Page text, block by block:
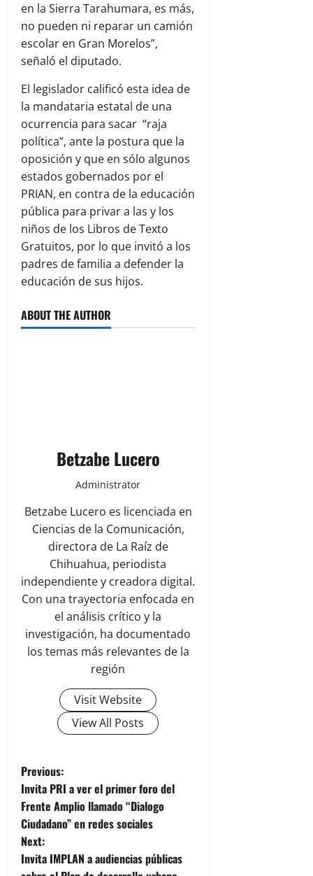
en la Sierra Tarahumara, es más,
no pueden ni reparar un camión
escolar en Gran Morelos”,
señaló el diputado.
El legislador calificó esta idea de
la mandataria estatal de una
ocurrencia para sacar “raja
política”, ante la postura que la
oposición y que en sólo algunos
estados gobernados por el
PRIAN, en contra de la educación
pública para privar a las y los
niños de los Libros de Texto
Gratuitos, por lo que invitó a los
padres de familia a defender la
educación de sus hijos.
ABOUT THE AUTHOR
Betzabe Lucero
Administrator
Betzabe Lucero es licenciada en
Ciencias de la Comunicación,
directora de La Raíz de
Chihuahua, periodista
independiente y creadora digital.
Con una trayectoria enfocada en
el análisis crítico y la
investigación, ha documentado
los temas más relevantes de la
región
Visit Website
View All Posts
P
o
s
t
Previous:
Invita PRI a ver el primer foro del
Frente Amplio llamado “Dialogo
Ciudadano” en redes sociales
Next:
Invita IMPLAN a audiencias públicas